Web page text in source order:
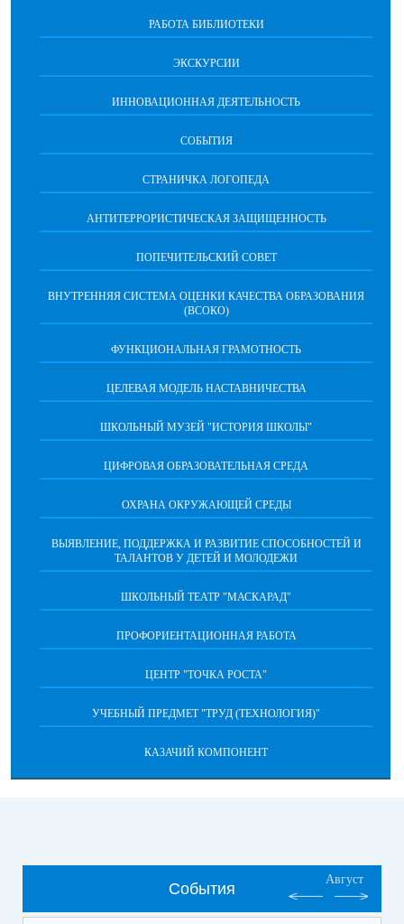
РАБОТА БИБЛИОТЕКИ
ЭКСКУРСИИ
ИННОВАЦИОННАЯ ДЕЯТЕЛЬНОСТЬ
СОБЫТИЯ
СТРАНИЧКА ЛОГОПЕДА
АНТИТЕРРОРИСТИЧЕСКАЯ ЗАЩИЩЕННОСТЬ
ПОПЕЧИТЕЛЬСКИЙ СОВЕТ
ВНУТРЕННЯЯ СИСТЕМА ОЦЕНКИ КАЧЕСТВА ОБРАЗОВАНИЯ
(ВСОКО)
ФУНКЦИОНАЛЬНАЯ ГРАМОТНОСТЬ
ЦЕЛЕВАЯ МОДЕЛЬ НАСТАВНИЧЕСТВА
ШКОЛЬНЫЙ МУЗЕЙ "ИСТОРИЯ ШКОЛЫ"
ЦИФРОВАЯ ОБРАЗОВАТЕЛЬНАЯ СРЕДА
ОХРАНА ОКРУЖАЮЩЕЙ СРЕДЫ
ВЫЯВЛЕНИЕ, ПОДДЕРЖКА И РАЗВИТИЕ СПОСОБНОСТЕЙ И
ТАЛАНТОВ У ДЕТЕЙ И МОЛОДЕЖИ
ШКОЛЬНЫЙ ТЕАТР "МАСКАРАД"
ПРОФОРИЕНТАЦИОННАЯ РАБОТА
ЦЕНТР "ТОЧКА РОСТА"
УЧЕБНЫЙ ПРЕДМЕТ "ТРУД (ТЕХНОЛОГИЯ)"
КАЗАЧИЙ КОМПОНЕНТ
События
Август